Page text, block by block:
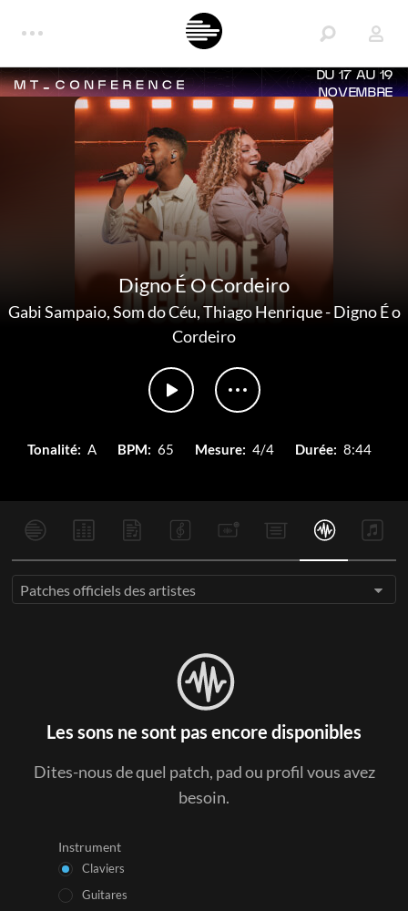
DU 17 AU 19
NOVEMBRE
Digno É O Cordeiro
Gabi Sampaio,Som do Céu,Thiago Henrique-Digno É o
Cordeiro
Tonalité: A BPM: 65 Mesure: 4/4 Durée: 8:44
Patches officiels des artistes
Les sons ne sont pas encore disponibles
Dites-nous de quel patch, pad ou profil vous avez
besoin.
Instrument
Claviers
Guitares